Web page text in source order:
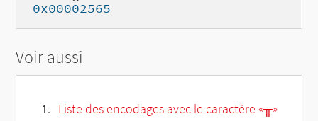
0x00002565
Voir aussi
Liste des encodages avec le caractère «╥»